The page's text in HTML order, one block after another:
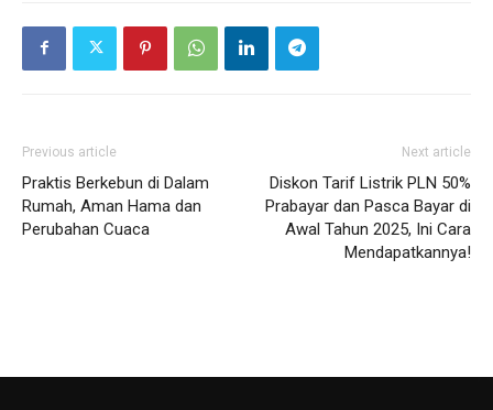
Previous article
Praktis Berkebun di Dalam
Rumah, Aman Hama dan
Perubahan Cuaca
Next article
Diskon Tarif Listrik PLN 50%
Prabayar dan Pasca Bayar di
Awal Tahun 2025, Ini Cara
Mendapatkannya!